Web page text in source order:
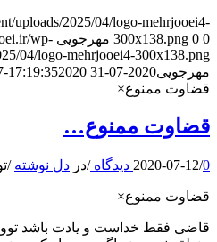
uploads/2025/04/logo-mehrjooei4-
300x138.png 0 0 مهرجویی wp-
04/logo-mehrjooei4-300x138.png
مهرجویی2020-07-31 17:19:35
2020-07-31 17:19:46
قضاوت ممنوع×
قضاوت ممنوع…
2020-07-12/0 دیدگاه /در دل نوشته /
قضاوت ممنوع×
قاضی فقط خداست و یادت باشد